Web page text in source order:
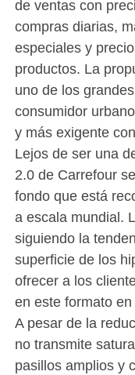
de ventas con
compras diarias,
especiales y
productos. La
uno de los
consumidor
y más exigente
Lejos de ser una
2.0 de Carrefour
fondo que está
a escala mundial.
siguiendo la
superficie de los
ofrecer a los
en este formato
A pesar de la
no transmite
pasillos amplios y